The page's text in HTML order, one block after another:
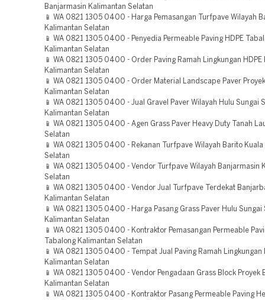
Banjarmasin Kalimantan Selatan
📱 WA 0821 1305 0400 - Harga Pemasangan Turfpave Wilayah
Kalimantan Selatan
📱 WA 0821 1305 0400 - Penyedia Permeable Paving HDPE
Kalimantan Selatan
📱 WA 0821 1305 0400 - Order Paving Ramah Lingkungan HDPE
Kalimantan Selatan
📱 WA 0821 1305 0400 - Order Material Landscape Paver
Kalimantan Selatan
📱 WA 0821 1305 0400 - Jual Gravel Paver Wilayah Hulu Sungai
Kalimantan Selatan
📱 WA 0821 1305 0400 - Agen Grass Paver Heavy Duty Tanah
Selatan
📱 WA 0821 1305 0400 - Rekanan Turfpave Wilayah Barito
Selatan
📱 WA 0821 1305 0400 - Vendor Turfpave Wilayah Banjarmasin
Selatan
📱 WA 0821 1305 0400 - Vendor Jual Turfpave Terdekat
Kalimantan Selatan
📱 WA 0821 1305 0400 - Harga Pasang Grass Paver Hulu Sungai
Kalimantan Selatan
📱 WA 0821 1305 0400 - Kontraktor Pemasangan Permeable
Tabalong Kalimantan Selatan
📱 WA 0821 1305 0400 - Tempat Jual Paving Ramah Lingkungan
Kalimantan Selatan
📱 WA 0821 1305 0400 - Vendor Pengadaan Grass Block Proyek
Kalimantan Selatan
📱 WA 0821 1305 0400 - Kontraktor Pasang Permeable Paving